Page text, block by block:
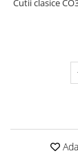
Cutii Fast
Cutii Pizza
Triunghiuri si
Cutii clasice